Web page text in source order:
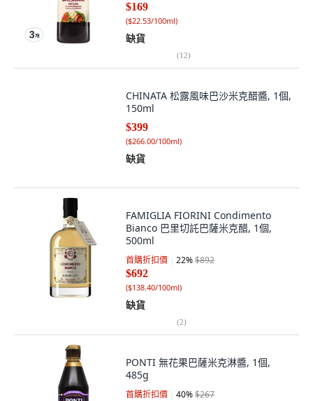
$169
($22.53/100ml)
缺貨
(12)
CHINATA 松露風味巴沙米克醋醬, 1個,
150ml
$399
($266.00/100ml)
缺貨
FAMIGLIA FIORINI Condimento
Bianco 巴里切託巴薩米克醋, 1個,
500ml
首購折扣價 22%$892
$692
($138.40/100ml)
缺貨
(2)
PONTI 無花果巴薩米克淋醬, 1個,
485g
首購折扣價 40%$267